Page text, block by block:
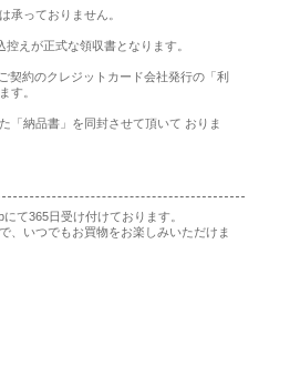
承っておりません。
えが正式な領収書となります。
契約のクレジットカード会社発行の「利
す。
「納品書」を同封させて頂いて おりま
て365日受け付けております。
、いつでもお買物をお楽しみいただけま